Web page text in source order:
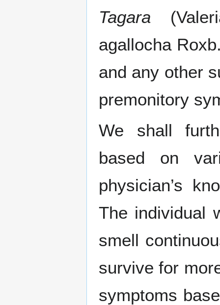
Tagara
agallocha
and any other
premonitory
We shall
based on
physician’s
The individual
smell
survive for
symptoms